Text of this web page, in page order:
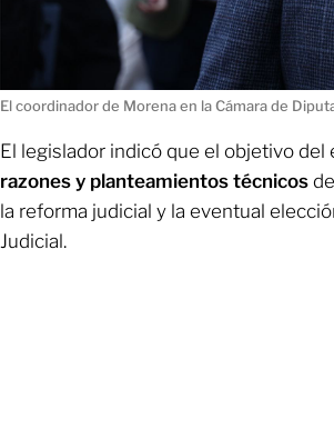
El coordinador de Morena en la Cámara de
El legislador indicó que el objetivo del
razones y planteamientos técnicos
la reforma judicial y la eventual
Judicial.